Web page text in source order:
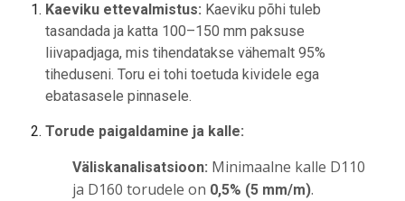
Kaeviku ettevalmistus: Kaeviku põhi tuleb
tasandada ja katta 100–150 mm paksuse
liivapadjaga, mis tihendatakse vähemalt 95%
tiheduseni. Toru ei tohi toetuda kividele ega
ebatasasele pinnasele.
Torude paigaldamine ja kalle:
Väliskanalisatsioon: Minimaalne kalle D110
ja D160 torudele on 0,5% (5 mm/m).